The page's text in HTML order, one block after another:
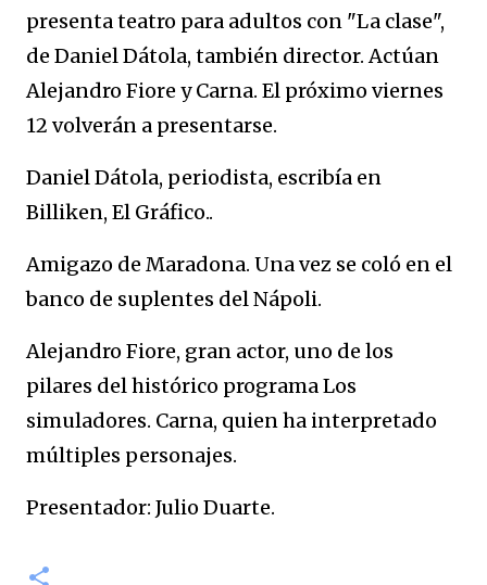
presenta teatro para adultos con "La clase",
de Daniel Dátola, también director. Actúan
Alejandro Fiore y Carna. El próximo viernes
12 volverán a presentarse.
Daniel Dátola, periodista, escribía en
Billiken, El Gráfico..
Amigazo de Maradona. Una vez se coló en el
banco de suplentes del Nápoli.
Alejandro Fiore, gran actor, uno de los
pilares del histórico programa Los
simuladores. Carna, quien ha interpretado
múltiples personajes.
Presentador: Julio Duarte.